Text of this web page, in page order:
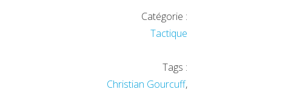
Catégorie :
Tactique
Tags :
Christian Gourcuff,